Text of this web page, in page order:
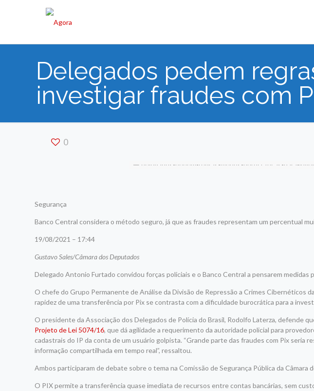
Delegados pedem
investigar fraudes com
0
Segurança
Banco Central considera o método seguro, já que as fraudes representam um percentual
19/08/2021 – 17:44
Gustavo Sales/Câmara dos Deputados
Delegado Antonio Furtado convidou forças policiais e o Banco Central a pensarem medidas
O chefe do Grupo Permanente de Análise da Divisão de Repressão a Crimes Cibernéticos
rapidez de uma transferência por Pix se contrasta com a dificuldade burocrática para a
O presidente da Associação dos Delegados de Polícia do Brasil, Rodolfo Laterza, defende
Projeto de Lei 5074/16, que dá agilidade a requerimento da autoridade policial para
cadastrais do IP da conta de um usuário golpista. “Grande parte das fraudes com Pix seria
informação compartilhada em tempo real”, ressaltou.
Ambos participaram de debate sobre o tema na Comissão de Segurança Pública da
O PIX permite a transferência quase imediata de recursos entre contas bancárias, sem